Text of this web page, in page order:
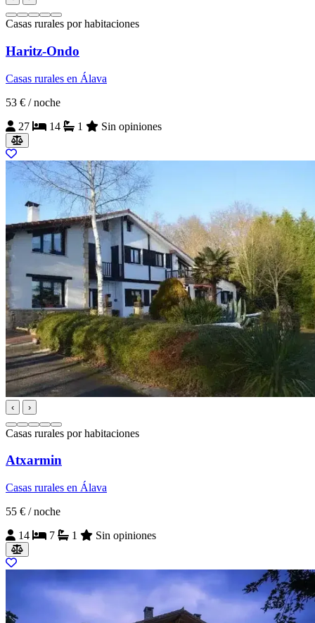
Casas rurales por habitaciones
Haritz-Ondo
Casas rurales en Álava
53 € / noche
27
14 1 Sin opiniones
‹ ›
Casas rurales por habitaciones
Atxarmin
Casas rurales en Álava
55 € / noche
14
7 1 Sin opiniones